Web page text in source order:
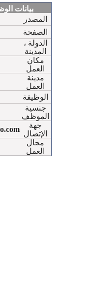
بيانات
المصدر
الصفحة
الدولة ،
المدينة
مكان
العمل
مدينة
العمل
الوظيفة
جنسية
الموظف
جهة
الإتصال
مجال
العمل